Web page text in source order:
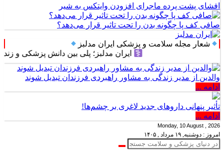
افشای پشت پرده ماجرای افزودن وایتکس به شیر
صافی کف پا چگونه بدن را تحت تاثیر قرار می‌دهد؟
شعار مجله سلامت و پزشکی ایران مدلبز
ایران مدلبز؛ پلی بین دانش پزشکی و زندگی
والدین از مدیر زندگی به مشاور راهبردی فرزندان تبدیل شوند
ادامه ...
تأثیر پنهانی داروهای جدید لاغری بر چشم‌ها!
ادامه ...
Monday, 10 August , 2026
امروز : دوشنبه, ۱۹ مرداد , ۱۴۰۵